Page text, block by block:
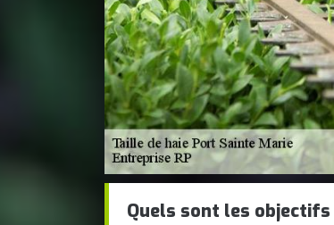
Quels sont les